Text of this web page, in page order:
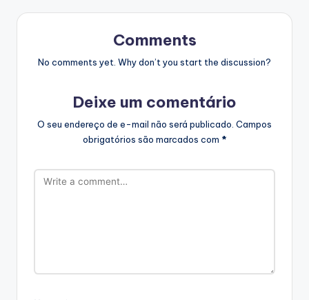
Comments
No comments yet. Why don’t you start the discussion?
Deixe um comentário
O seu endereço de e-mail não será publicado. Campos
obrigatórios são marcados com *